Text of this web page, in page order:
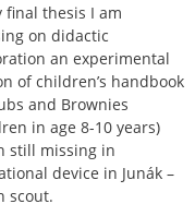
final thesis I am
on didactic
an experimental
of children’s handbook
and Brownies
in age 8-10 years)
still missing in
device in Junák –
scout.